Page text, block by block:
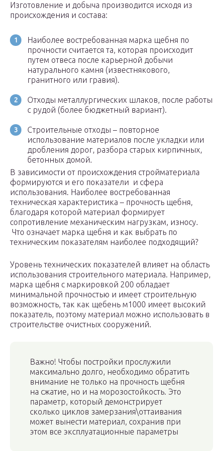
Изготовление и добыча производится исходя из
происхождения и состава:
Наиболее востребованная марка щебня по
прочности считается та, которая происходит
путем отвеса после карьерной добычи
натурального камня (известнякового,
гранитного или гравия).
Отходы металлургических шлаков, после работы
с рудой (более бюджетный вариант).
Строительные отходы – повторное
использование материалов после укладки или
дробления дорог, разбора старых кирпичных,
бетонных домой.
В зависимости от происхождения стройматериала
формируются и его показатели и сфера
использования. Наиболее востребованная
техническая характеристика – прочность щебня,
благодаря которой материал формирует
сопротивление механическим нагрузкам, износу.
Что означает марка щебня и как выбрать по
техническим показателям наиболее подходящий?
Уровень технических показателей влияет на область
использования строительного материала. Например,
марка щебня с маркировкой 200 обладает
минимальной прочностью и имеет строительную
возможность, так как щебень м1000 имеет высокий
показатель, поэтому материал можно использовать в
строительстве очистных сооружений.
Важно! Чтобы постройки прослужили
максимально долго, необходимо обратить
внимание не только на прочность щебня
на сжатие, но и на морозостойкость. Это
параметр, который демонстрирует
сколько циклов замерзания\оттаивания
может вынести материал, сохранив при
этом все эксплуатационные параметры